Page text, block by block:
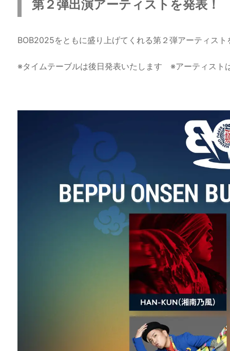
第２弾出演アーティストを発表！
BOB2025をともに盛り上げてくれる第２弾アーティスト
※タイムテーブルは後日発表いたします ※アーティスト